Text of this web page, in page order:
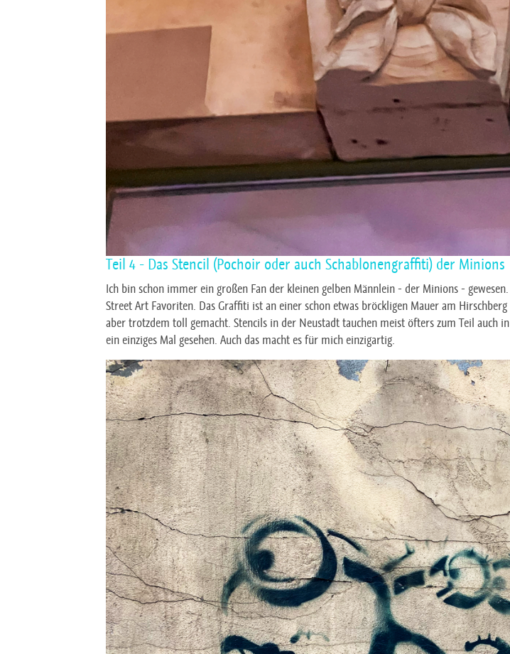
Teil 4 - Das Stencil (Pochoir oder auch Schablonengraffiti) der Minions
Ich bin schon immer ein großen Fan der kleinen gelben Männlein - der Minions -
Street Art Favoriten. Das Graffiti ist an einer schon etwas bröckligen Mauer am
aber trotzdem toll gemacht. Stencils in der Neustadt tauchen meist öfters zum Teil auch
ein einziges Mal gesehen. Auch das macht es für mich einzigartig.